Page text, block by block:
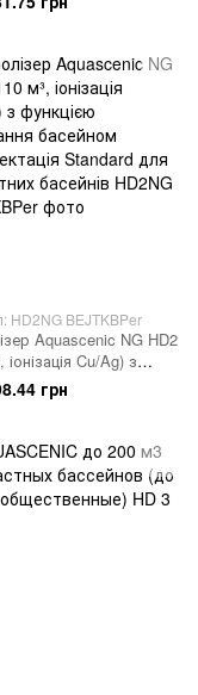
HD2NG BEJTKBPer
Aquascenic NG HD2
іонізація Cu/Ag) з
керування басейном
Standard для
грн